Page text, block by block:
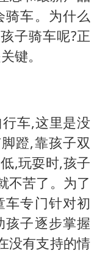
骑车。为什么
子骑车呢?正
键。
车,这里是没
蹬,靠孩子双
,玩耍时,孩子
不苦了。为了
专门针对初
孩子逐步掌握
没有支持的情